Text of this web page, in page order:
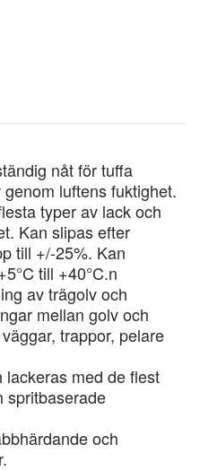
nåt för tuffa
luftens fuktighet.
typer av lack och
Kan slipas efter
till +/-25%. Kan
till +40°C.n
av trägolv och
mellan golv och
trappor, pelare
lackeras med de flest
spritbaserade
och